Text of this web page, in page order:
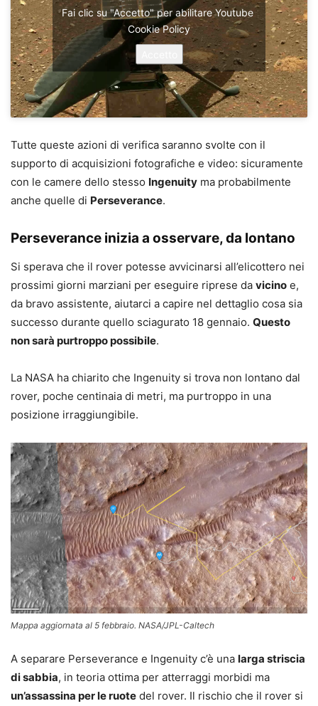
Fai clic su "Accetto" per abilitare Youtube
Cookie Policy
Tutte queste azioni di verifica saranno svolte con il
supporto di acquisizioni fotografiche e video: sicuramente
con le camere dello stesso Ingenuity ma probabilmente
anche quelle di Perseverance.
Perseverance inizia a osservare, da lontano
Si sperava che il rover potesse avvicinarsi all’elicottero nei
prossimi giorni marziani per eseguire riprese da vicino e,
da bravo assistente, aiutarci a capire nel dettaglio cosa sia
successo durante quello sciagurato 18 gennaio. Questo
non sarà purtroppo possibile.
La NASA ha chiarito che Ingenuity si trova non lontano dal
rover, poche centinaia di metri, ma purtroppo in una
posizione irraggiungibile.
Mappa aggiornata al 5 febbraio. NASA/JPL-Caltech
A separare Perseverance e Ingenuity c’è una larga striscia
di sabbia, in teoria ottima per atterraggi morbidi ma
un’assassina per le ruote del rover. Il rischio che il rover si